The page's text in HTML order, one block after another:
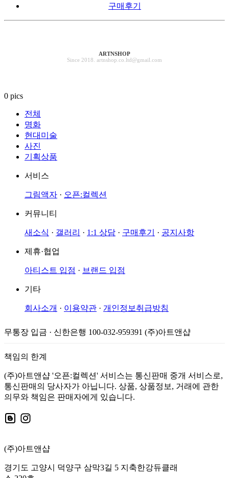
구매후기
ARTNSHOP
Since 2018. artnshop.co.ltd@gmail.com
0 pics
전체
명화
현대미술
사진
기획상품
서비스
그림액자 · 오픈:컬렉션
커뮤니티
새소식 · 갤러리 · 1:1 상담 · 구매후기 · 공지사항
제휴·협업
아티스트 입점 · 브랜드 입점
기타
회사소개 · 이용약관 · 개인정보취급방침
무통장 입금 · 신한은행 100-032-959391 (주)아트앤샵
책임의 한계
(주)아트앤샵 '오픈:컬렉션' 서비스는 통신판매 중개 서비스로,
통신판매의 당사자가 아닙니다. 상품, 상품정보, 거래에 관한
의무와 책임은 판매자에게 있습니다.
(주)아트앤샵
경기도 고양시 덕양구 삼막3길 5 지축한강듀클래